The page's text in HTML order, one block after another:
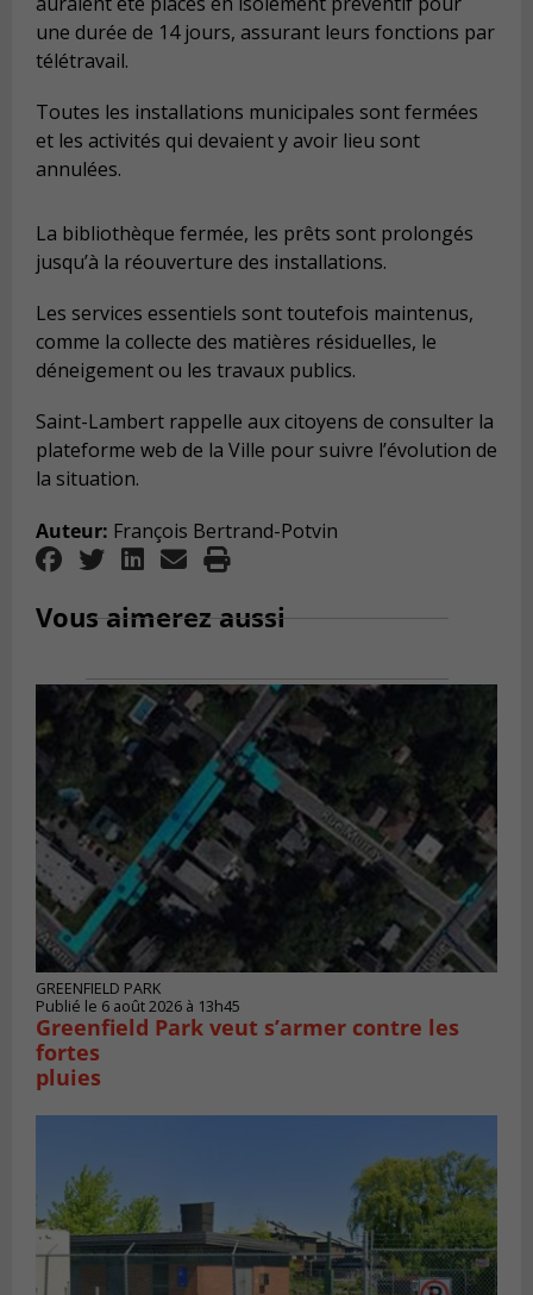
une durée de 14 jours, assurant leurs fonctions par
télétravail.
Toutes les installations municipales sont fermées
et les activités qui devaient y avoir lieu sont
annulées.
La bibliothèque fermée, les prêts sont prolongés
jusqu’à la réouverture des installations.
Les services essentiels sont toutefois maintenus,
comme la collecte des matières résiduelles, le
déneigement ou les travaux publics.
Saint-Lambert rappelle aux citoyens de consulter la
plateforme web de la Ville pour suivre l’évolution de
la situation.
Auteur: François Bertrand-Potvin
Vous aimerez aussi
GREENFIELD PARK
Publié le 6 août 2026 à 13h45
Greenfield Park veut s’armer contre les
fortes
pluies